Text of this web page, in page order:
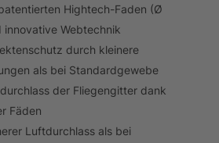
Hightech-Faden (Ø
innovative Webtechnik
durch kleinere
als bei Standardgewebe
der Fliegengitter dank
Fäden
Luftdurchlass als bei